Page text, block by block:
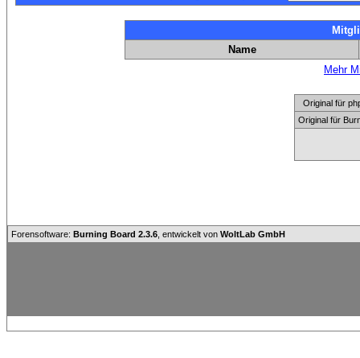
Name
Mehr
Original für
Original für
Forensoftware: Burning Board 2.3.6 , entwickelt von WoltLab GmbH